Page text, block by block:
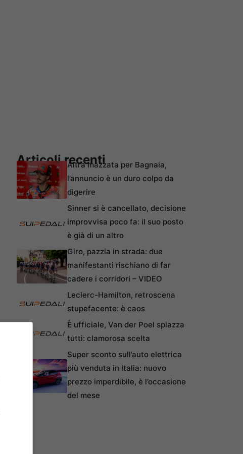
Articoli recentiAltra mazzata per Bagnaia,
l’annuncio è un duro colpo da
digerire
Sinner si è cancellato, decisione
improvvisa poco fa: il suo posto
è già di un altro
Giro, pazzia in strada: due
manifestanti rischiano di far
cadere i corridori – VIDEO
Leclerc-Hamilton, retroscena
stupefacente: è caos
È ufficiale, Van der Poel spiazza
tutti: clamorosa scelta
Super sconto sull’auto elettrica
più venduta in Italia: nuovo
prezzo imperdibile, è l’occasione
del mese